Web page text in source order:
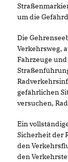
um die
Die
Verkehrsweg,
Fahrzeuge
gefährlichen
versuchen,
Ein
Sicherheit der
den
den